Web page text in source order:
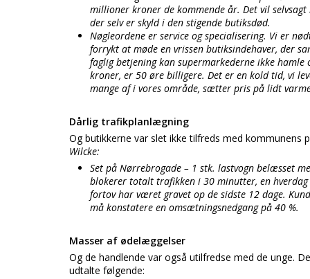
millioner kroner de kommende år. Det vil
der selv er skyld i den stigende butiksdød.
Nøgleordene er service og specialisering. Vi er
forrykt at møde en vrissen butiksindehaver, der
faglig betjening kan supermarkederne ikke
kroner, er 50 øre billigere. Det er en kold tid, vi
mange af i vores område, sætter pris på lidt
Dårlig trafikplanlægning
Og butikkerne var slet ikke tilfreds med
Wilcke:
Set på Nørrebrogade – 1 stk. lastvogn belæsset
blokerer totalt trafikken i 30 minutter, en
fortov har været gravet op de sidste 12 dage.
må konstatere en omsætningsnedgang på 40 %.
Masser af ødelæggelser
Og de handlende var også utilfredse med de unge.
udtalte følgende: